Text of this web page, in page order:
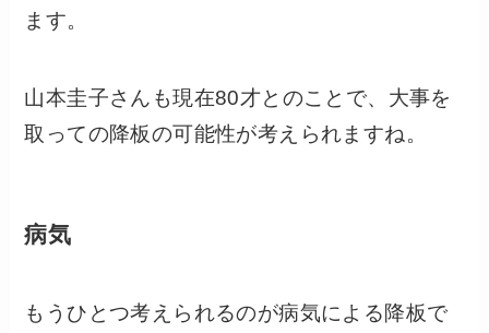
ます。
山本圭子さんも現在80才とのことで、大事を
取っての降板の可能性が考えられますね。
病気
もうひとつ考えられるのが病気による降板で